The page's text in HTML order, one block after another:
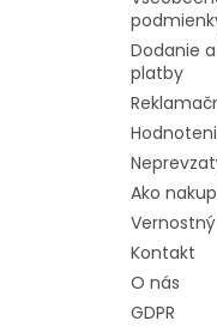
Dodanie
platby
Ako
Kontakt
O nás
GDPR